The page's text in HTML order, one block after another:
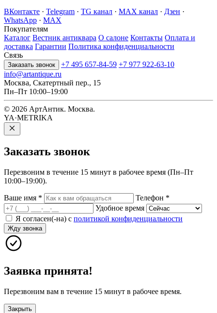
ВКонтакте · Telegram · TG канал · MAX канал · Дзен ·
WhatsApp · MAX
Покупателям
Каталог Вестник антиквара О салоне Контакты Оплата и
доставка Гарантии Политика конфиденциальности
Связь
Заказать звонок +7 495 657-84-59 +7 977 922-63-10
info@artantique.ru
Москва, Скатертный пер., 15
Пн–Пт 10:00–19:00
© 2026 АртАнтик. Москва.
YA·METRIKA
Заказать звонок
Перезвоним в течение 15 минут в рабочее время (Пн–Пт
10:00–19:00).
Ваше имя * Телефон *
Удобное время
Я согласен(-на) с политикой конфиденциальности
Жду звонка
Заявка принята!
Перезвоним вам в течение 15 минут в рабочее время.
Закрыть